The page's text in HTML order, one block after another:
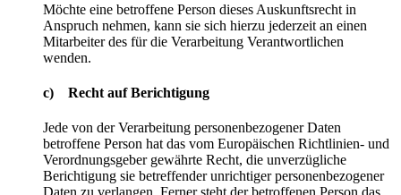
Möchte eine betroffene Person dieses Auskunftsrecht in
Anspruch nehmen, kann sie sich hierzu jederzeit an einen
Mitarbeiter des für die Verarbeitung Verantwortlichen
wenden.
c) Recht auf Berichtigung
Jede von der Verarbeitung personenbezogener Daten
betroffene Person hat das vom Europäischen Richtlinien- und
Verordnungsgeber gewährte Recht, die unverzügliche
Berichtigung sie betreffender unrichtiger personenbezogener